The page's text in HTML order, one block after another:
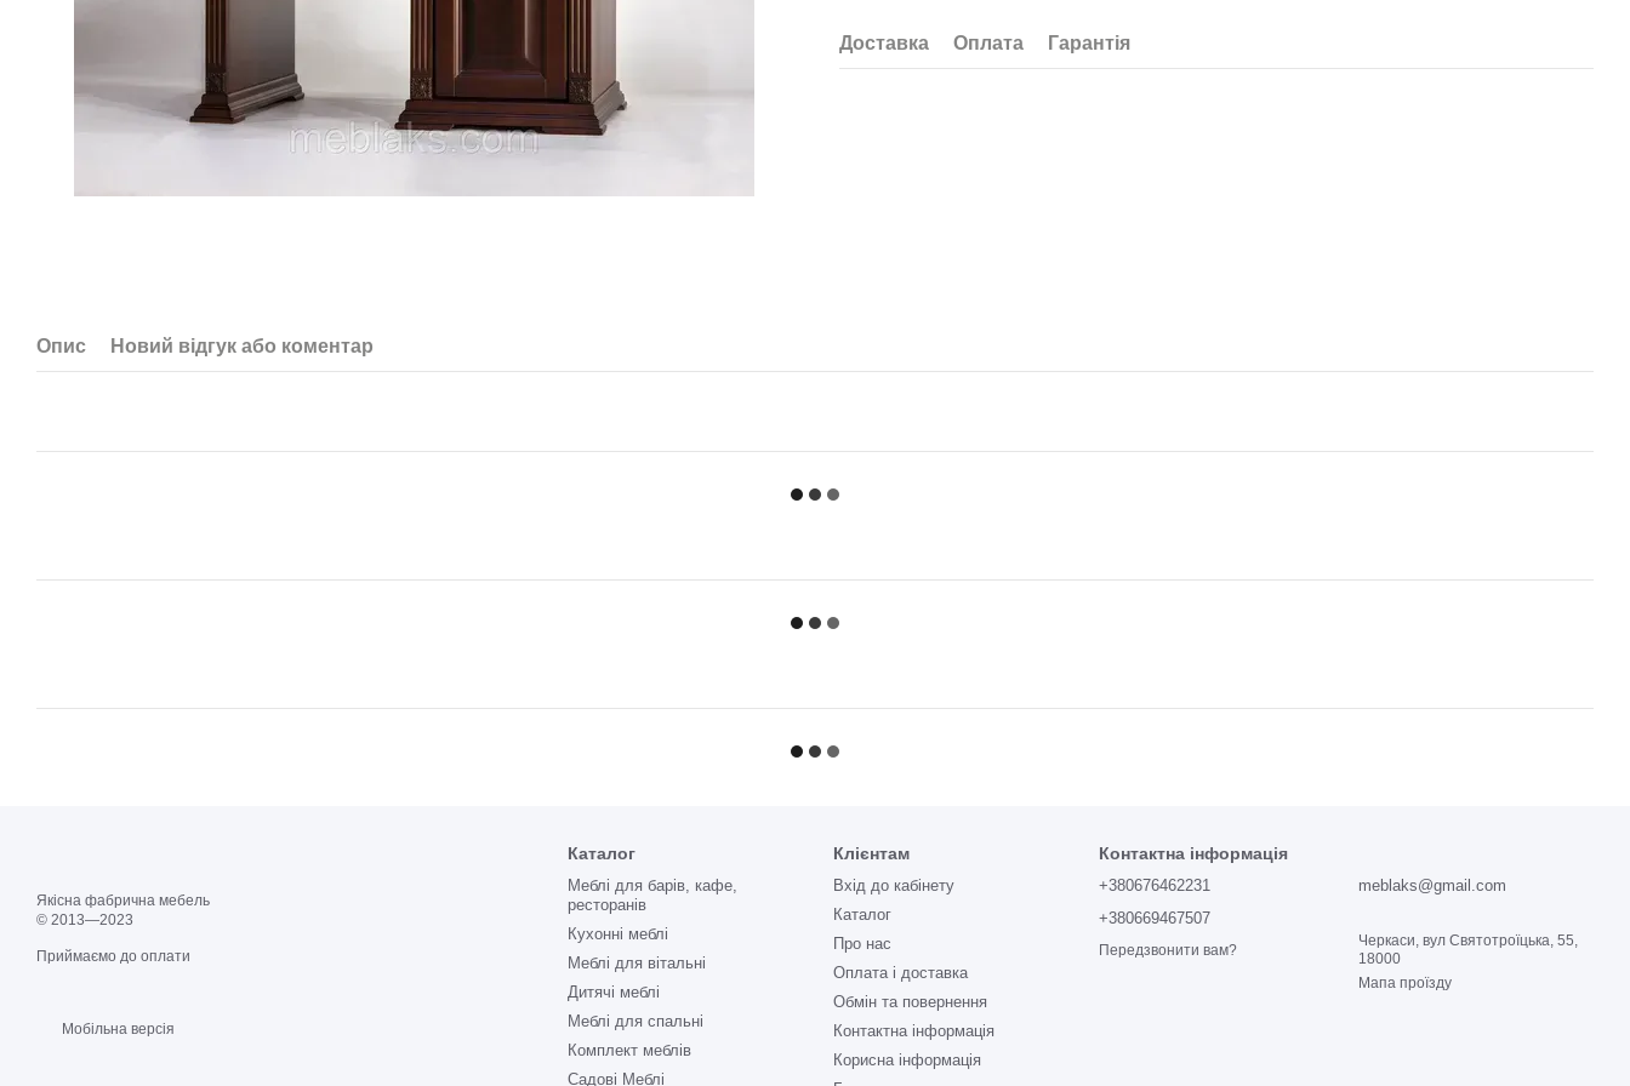
Доставка Оплата Гарантія
Опис Новий відгук або коментар
Якісна фабрична мебель
© 2013—2023
Приймаємо до оплати
Мобільна версія
Каталог
Меблі для барів, кафе,
ресторанів
Кухонні меблі
Меблі для вітальні
Дитячі меблі
Меблі для спальні
Комплект меблів
Садові Меблі
Клієнтам
Вхід до кабінету
Каталог
Про нас
Оплата і доставка
Обмін та повернення
Контактна інформація
Корисна інформація
Контактна інформація
+380676462231
+380669467507
Передзвонити вам?
meblaks@gmail.com
Черкаси, вул Святотроїцька, 55,
18000
Мапа проїзду